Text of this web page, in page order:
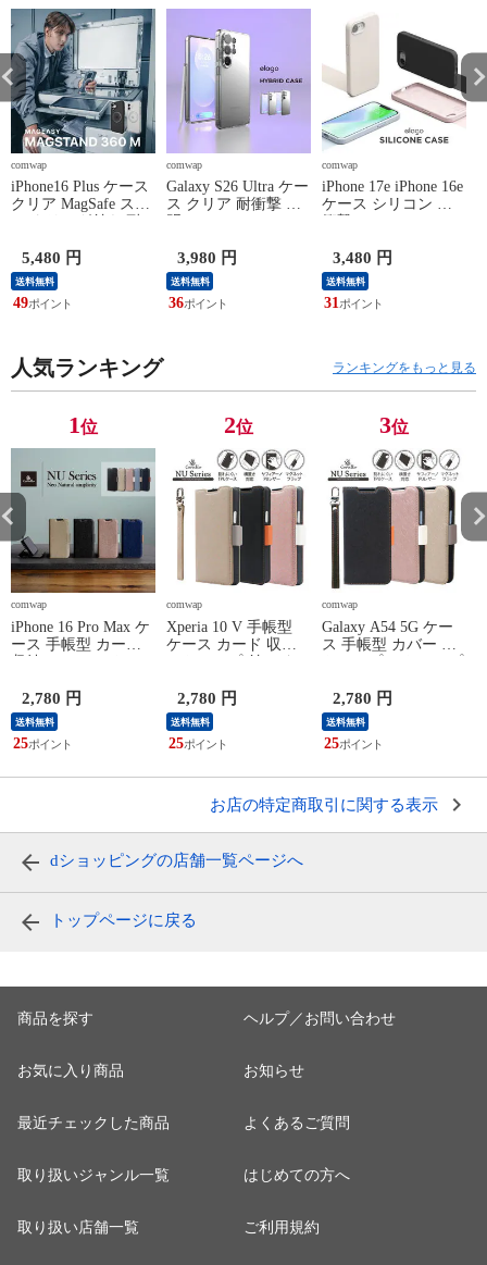
comwap
iPhone16 Plus ケース
クリア MagSafe スタ
マグセーフ リング
スマホカバー
iPhone16Plus 対応
MagEasy MagStand
5,480 円
送料無料
49
comwap
Galaxy S26 Ultra ケー
ス クリア 耐衝撃 透
GalaxyS26Ultra ギャ
ラクシーS26 Ultra
SM-S948Q SC-53G
SCG37 対応 elago
3,980 円
送料無料
36
comwap
iPhone 17e iPhone 16e
ケース シリコン 耐
iPhone17e iPhone16e
アイフォン17e アイ
フォン16e 対応 elago
SILICONE CASE
3,480 円
送料無料
31
人気ランキング ランキングをもっと見る
1位
comwap
iPhone 16 Pro Max ケ
ース 手帳型 カード
収納 スマホ ストラ
スマホケース PU レ
ザー デニム 手帳型
ケース
iPhone16ProMax 対応
2,780 円
送料無料
25
2位
comwap
Xperia 10 V 手帳型
ケース カード 収納
ストラップ 付 スタ
ホケース Sony
Xperia10V エクスペ
リア10 5 SO-52D /
SOG11 対応 Corallo
2,780 円
送料無料
25
3位
comwap
Galaxy A54 5G ケー
ス 手帳型 カバー ス
トラップ ストラップ
スマホ カバー [
Samsung GalaxyA54
ギャラクシーA54 ]
Corallo NU
2,780 円
送料無料
25
お店の特定商取引に関する表示
dショッピングの店舗一覧ページへ
トップページに戻る
商品を探す
お気に入り商品
最近チェックした商品
取り扱いジャンル一覧
取り扱い店舗一覧
ヘルプ／お問い合わせ
お知らせ
よくあるご質問
はじめての方へ
ご利用規約